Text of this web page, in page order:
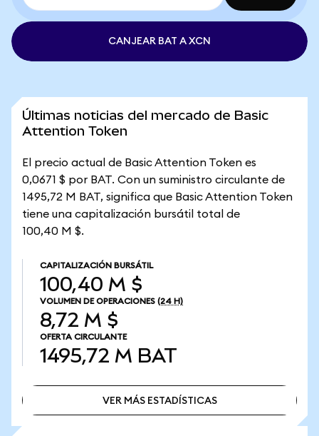
CANJEAR BAT A XCN
Últimas noticias del mercado de Basic
Attention Token
El precio actual de Basic Attention Token es
0,0671 $ por BAT. Con un suministro circulante de
1495,72 M BAT, significa que Basic Attention Token
tiene una capitalización bursátil total de
100,40 M $.
CAPITALIZACIÓN BURSÁTIL
100,40 M $
VOLUMEN DE OPERACIONES (24 H)
8,72 M $
OFERTA CIRCULANTE
1495,72 M BAT
VER MÁS ESTADÍSTICAS